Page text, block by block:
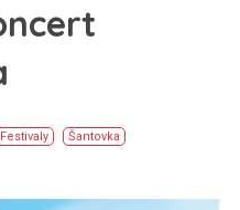
Festivaly Šantovka